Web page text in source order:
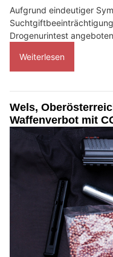
Aufgrund eindeutiger
Drogenurintest
Weiterlesen
Wels,
Waffenverbot mit